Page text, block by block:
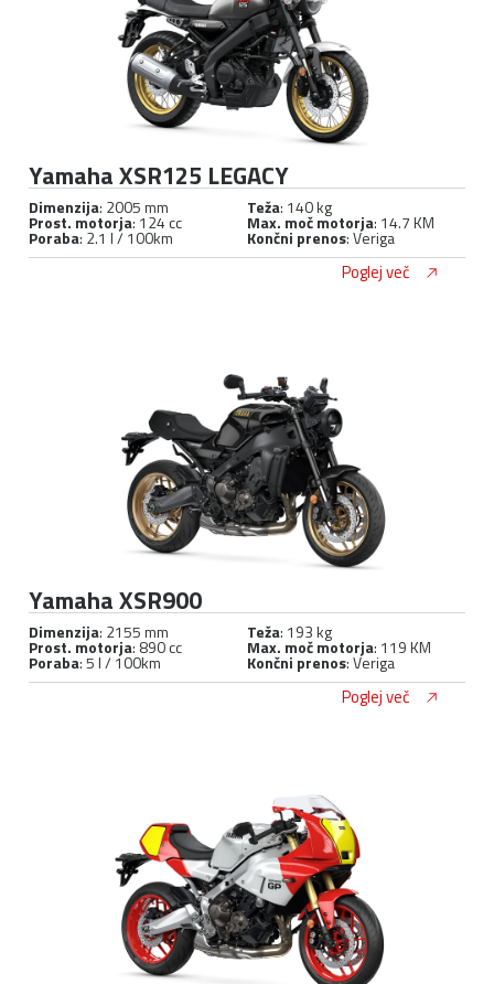
Yamaha XSR125 LEGACY
Dimenzija: 2005 mm Teža: 140 kg
Prost. motorja: 124 cc Max. moč motorja: 14.7 KM
Poraba: 2.1 l / 100km Končni prenos: Veriga
Poglej več
Yamaha XSR900
Dimenzija: 2155 mm Teža: 193 kg
Prost. motorja: 890 cc Max. moč motorja: 119 KM
Poraba: 5 l / 100km Končni prenos: Veriga
Poglej več